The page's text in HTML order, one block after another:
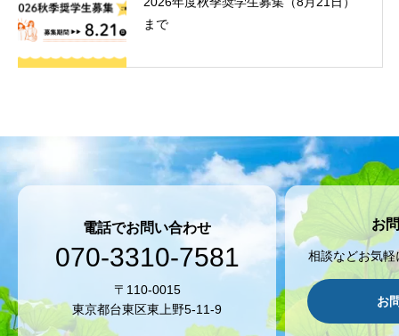
まで
電話でお問い合わせ
070-3310-7581
〒110-0015
東京都台東区東上野5-11-9
お
相談などお気
お